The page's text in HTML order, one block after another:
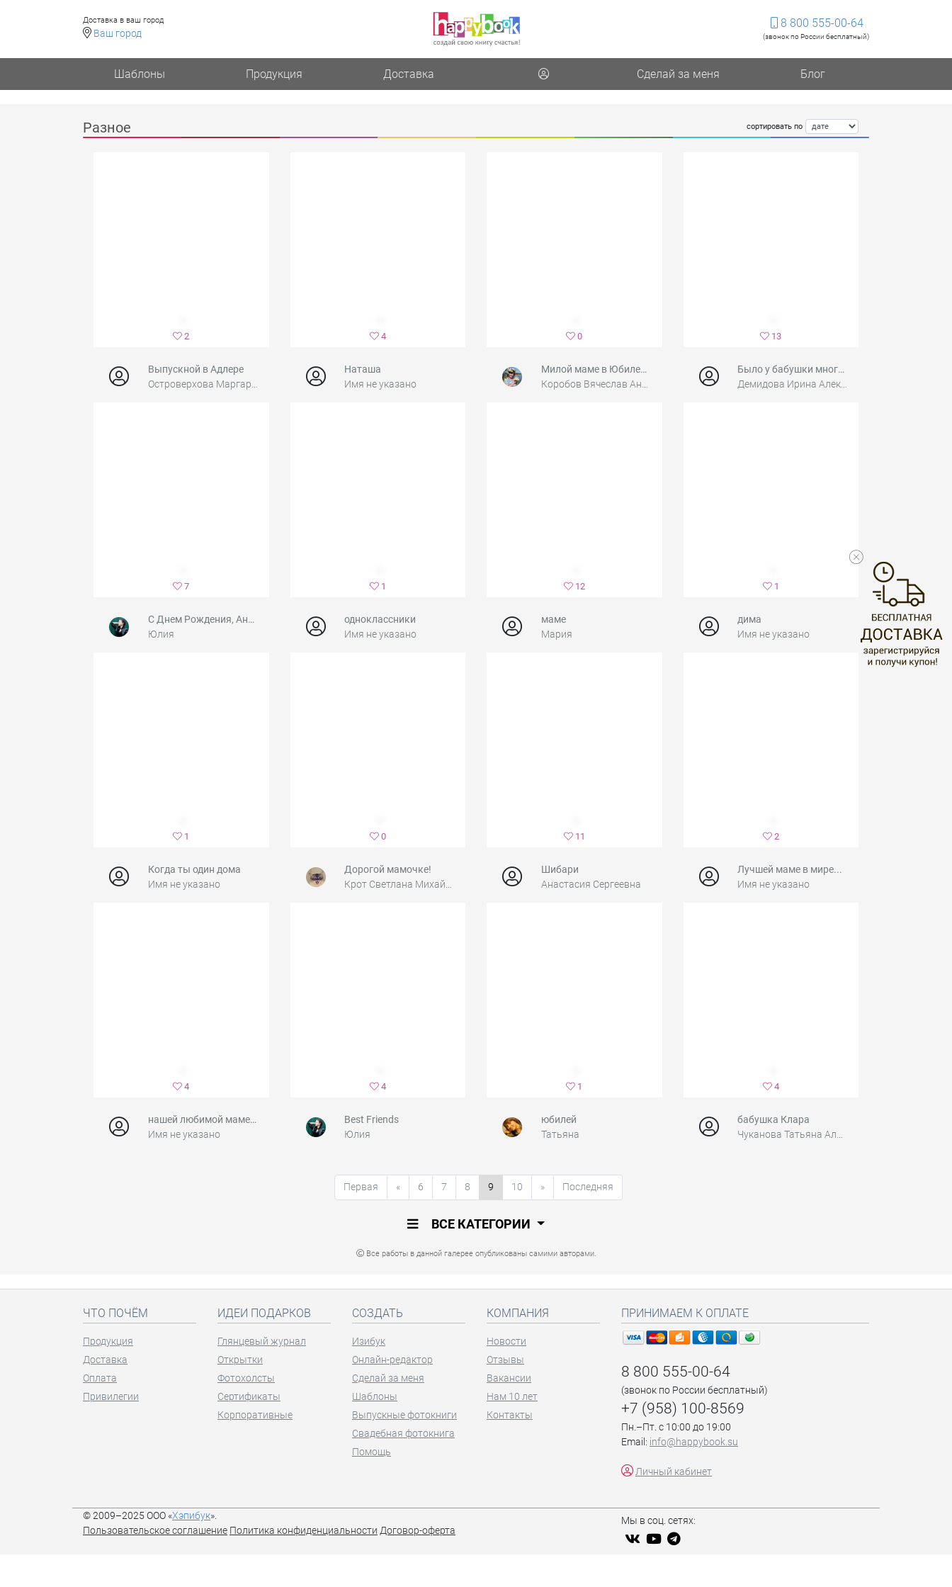
Доставка в ваш город
Ваш город
8 800 555-00-64
(звонок по России бесплатный)
Шаблоны Продукция Доставка Сделай за меня Блог
Разное сортировать по
2
Выпускной в Адлере
Островерхова Маргарита Алексеевна
4
Наташа
Имя не указано
0
Милой маме в Юбилей!!!
Коробов Вячеслав Анатольевич(Силушкина Наталия Александровна)
13
Было у бабушки много внучат...
Демидова Ирина Александровна
7
С Днем Рождения, Антон!
Юлия
1
одноклассники
Имя не указано
12
маме
Мария
1
дима
Имя не указано
1
Когда ты один дома
Имя не указано
0
Дорогой мамочке!
Крот Светлана Михайловна
11
Шибари
Анастасия Сергеевна
2
Лучшей маме в мире...
Имя не указано
4
нашей любимой маме, бабушке
Имя не указано
4
Best Friends
Юлия
1
юбилей
Татьяна
4
бабушка Клара
Чуканова Татьяна Александровна
Первая « 6 7 8 9 10 » Последняя
ВСЕ КАТЕГОРИИ
Все работы в данной галерее опубликованы самими авторами.
ЧТО ПОЧЁМ
Продукция
Доставка
Оплата
Привилегии
ИДЕИ ПОДАРКОВ
Глянцевый журнал
Открытки
Фотохолсты
Сертификаты
Корпоративные
СОЗДАТЬ
Изибук
Онлайн-редактор
Сделай за меня
Шаблоны
Выпускные фотокниги
Свадебная фотокнига
Помощь
КОМПАНИЯ
Новости
Отзывы
Вакансии
Нам 10 лет
Контакты
ПРИНИМАЕМ К ОПЛАТЕ
8 800 555-00-64
(звонок по России бесплатный)
+7 (958) 100-8569
Пн.–Пт. с 10:00 до 19:00
Email: info@happybook.su
Личный кабинет
© 2009–2025 ООО «Хэпибук».
Пользовательское соглашение Политика конфиденциальности Договор-оферта
Мы в соц. сетях: